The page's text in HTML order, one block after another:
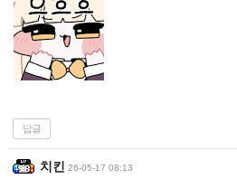
답글
치킨 26-05-17 08:13